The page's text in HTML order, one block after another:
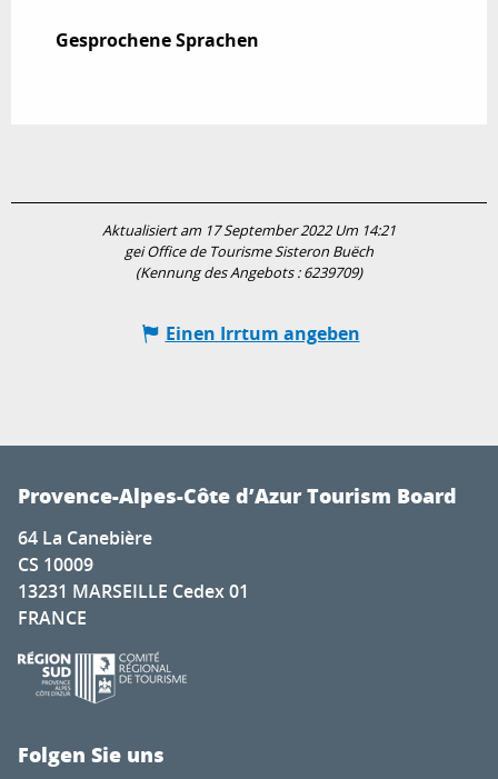
Gesprochene Sprachen
Gesprochene Sprachen
Aktualisiert am 17 September 2022 Um 14:21
gei Office de Tourisme Sisteron Buëch
(Kennung des Angebots :6239709)
Einen Irrtum angeben
Provence-Alpes-Côte d’Azur Tourism Board
64 La Canebière
CS 10009
13231 MARSEILLE Cedex 01
FRANCE
Folgen Sie uns